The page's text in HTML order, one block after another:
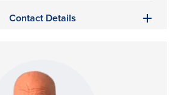
Contact Details